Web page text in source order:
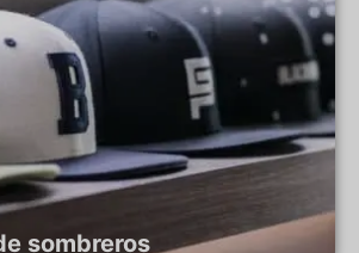
sombreros